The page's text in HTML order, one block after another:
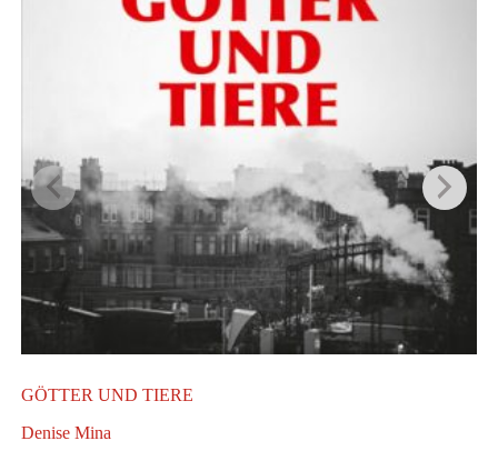
GÖTTER UND TIERE
Denise Mina